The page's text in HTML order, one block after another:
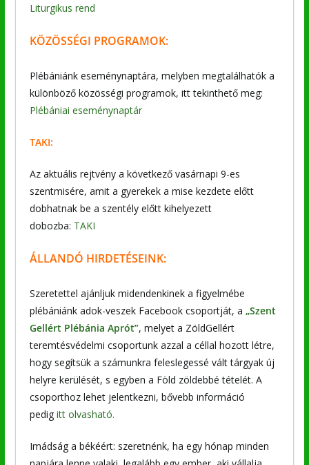
Liturgikus rend
KÖZÖSSÉGI PROGRAMOK:
Plébániánk eseménynaptára, melyben megtalálhatók a
különböző közösségi programok, itt tekinthető meg:
Plébániai eseménynaptár
TAKI:
Az aktuális rejtvény a következő vasárnapi 9-es
szentmisére, amit a gyerekek a mise kezdete előtt
dobhatnak be a szentély előtt kihelyezett
dobozba: TAKI
ÁLLANDÓ HIRDETÉSEINK:
Szeretettel ajánljuk midendenkinek a figyelmébe
plébániánk adok-veszek Facebook csoportját, a „Szent
Gellért Plébánia Aprót”, melyet a ZöldGellért
teremtésvédelmi csoportunk azzal a céllal hozott létre,
hogy segítsük a számunkra feleslegessé vált tárgyak új
helyre kerülését, s egyben a Föld zöldebbé tételét. A
csoporthoz lehet jelentkezni, bővebb információ
pedig itt olvasható.
Imádság a békéért: szeretnénk, ha egy hónap minden